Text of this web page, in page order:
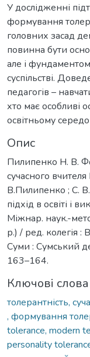
У дослідженні
формування
головних засад
повинна бути
але і
суспільстві.
педагогів –
хто має особливі
освітньому
Опис
Пилипенко Н. В.
сучасного
В.Пилипенко ; С.
підхід в освіті і
Міжнар. наук.-
р.) / ред. колегія :
Суми : Сумський
163–164.
Ключові слова
толерантність,
, формування
tolerance, modern
personality